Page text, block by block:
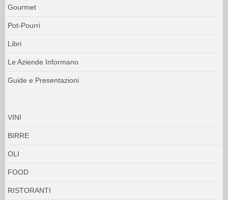
Gourmet
Pot-Pourri
Libri
Le Aziende Informano
Guide e Presentazioni
VINI
BIRRE
OLI
FOOD
RISTORANTI